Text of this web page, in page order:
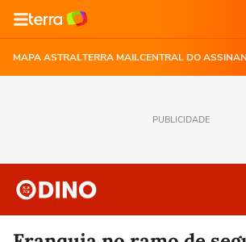
MAPA ASTRALTERRA MAILCENTRAL DO
PUBLICIDADE